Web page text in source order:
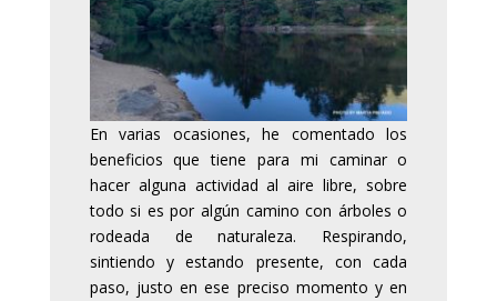
En varias ocasiones, he comentado los
beneficios que tiene para mi caminar o
hacer alguna actividad al aire libre, sobre
todo si es por algún camino con árboles o
rodeada de naturaleza. Respirando,
sintiendo y estando presente, con cada
paso, justo en ese preciso momento y en